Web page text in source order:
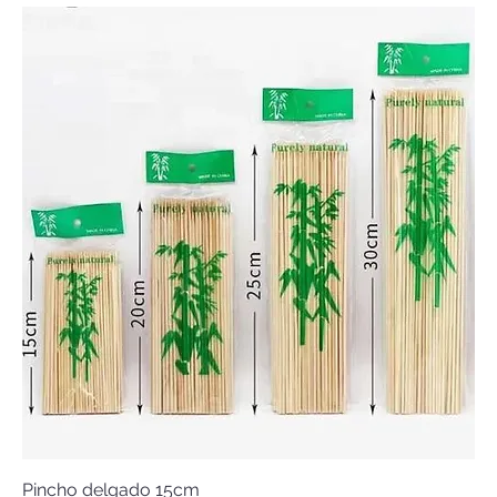
Pincho delgado 15cm